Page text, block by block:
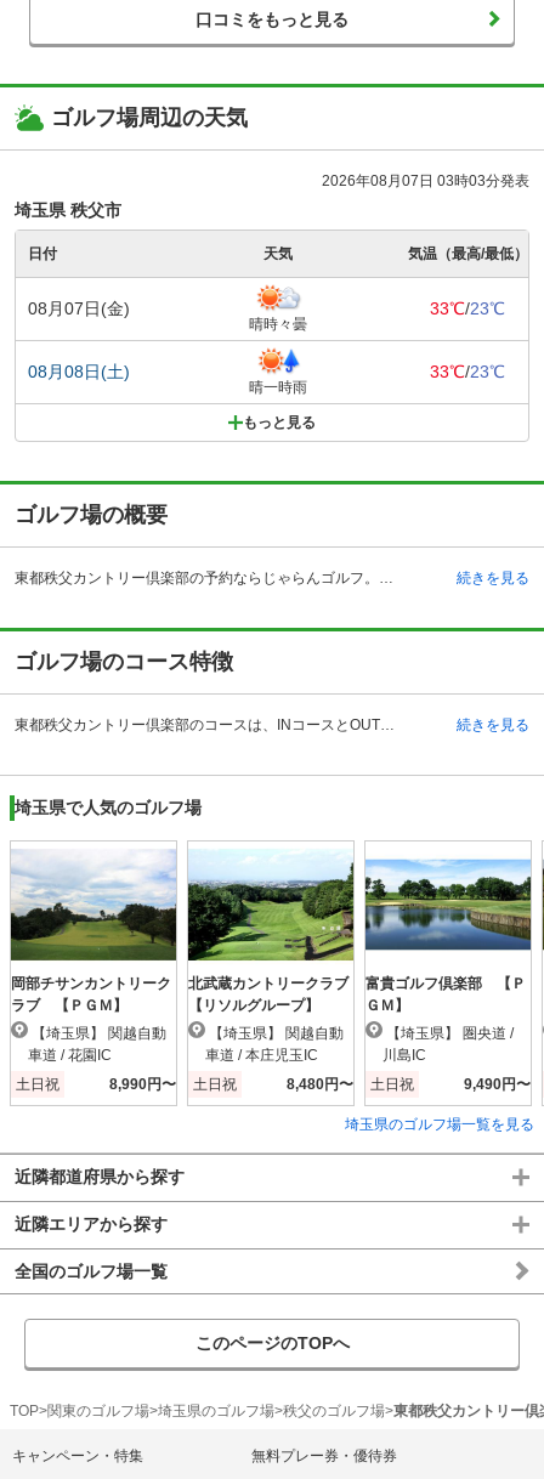
口コミをもっと見る
ゴルフ場周辺の天気
2026年08月07日 03時03分発表
埼玉県 秩父市
日付 天気 気温（最高/最低）
08月07日(金)
晴時々曇
33℃/23℃
08月08日(土)
晴一時雨
33℃/23℃
もっと見る
ゴルフ場の概要
東都秩父カントリー倶楽部の予約ならじゃらんゴルフ。カートの有無や利用税、キャンセル料、ナイター設備、駐車場などのコース情報はもちろん、口コミ、フォトギャラリーなどコースの難易度や攻略に役立つ情報充実、予約する度にポイントが貯まるのでお得にゴルフをお楽しみ頂けます。 埼玉県の秩父市にある東都秩父カントリー倶楽部は、秩父連山に囲まれた丘陵コースです。そのため美しい自然の中でダイナミックなコースを楽しむことができます。 アクセス方法は、車の場合は関越自動車道花園インターチェンジから皆野・寄居インター有料道路を経由して約25分で行くことができます。また、電車の場合は、西武秩父線に乗って西武秩父駅で降車します。西武秩父駅ではクラブバスが運行していますので、事前に予約することで利用が可能です。 165ヤード、15打席の練習場を完備しているため、早めについた場合などはプレー前に確認することも可能です。 レストランはありませんが、持ち込みにて食事をするスペースが用意されています。 続きを見る
ゴルフ場のコース特徴
東都秩父カントリー倶楽部のコースは、INコースとOUTコースから構成されており、どちらもコースはクラブハウスを中心に両側に設置されています。 OUTコースは距離が長い設計になっており、OUTコースの7番ホールなどは、象徴的なまっすぐに伸びたコースレイアウトなため、ティアップ時にグリーンの方向を確認することができるため、ティーショットを豪快に飛ばすことができます。 また、INコース、10番ホールはストレートのミドルホールですが、コース戦略を誤るとトラブルになるため、クラブ選びが重要になってきます。また、18番ホールではロングホールのになっていますので豪快にショットをしたいところですが、グリーンすぐ手前にバンカーがあるので逸る気持ちを抑えて正確なショットが求められます。 続きを見る
埼玉県で人気のゴルフ場
岡部チサンカントリーク
ラブ 【ＰＧＭ】
車道 / 花園IC
土日祝
8,990円〜
北武蔵カントリークラブ
【リソルグループ】
車道 / 本庄児玉IC
土日祝
8,480円〜
富貴ゴルフ倶楽部 【Ｐ
ＧＭ】
川島IC
土日祝
9,490円〜
埼玉県のゴルフ場一覧を見る
近隣都道府県から探す
近隣エリアから探す
全国のゴルフ場一覧
このページのTOPへ
TOP 関東のゴルフ場 埼玉県のゴルフ場 秩父のゴルフ場 東都秩父カントリー倶
キャンペーン・特集 無料プレー券・優待券